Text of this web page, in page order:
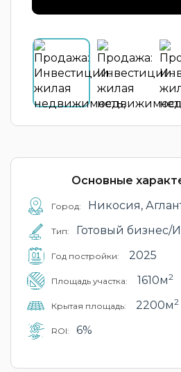
Основные
Город: Никосия,
Тип: Готовый бизнес/
Год постройки: 2025
Площадь участка: 1610м2
Крытая площадь: 2200м2
ROI: 6%